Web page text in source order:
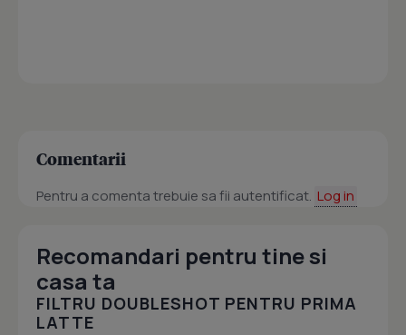
Comentarii
Pentru a comenta trebuie sa fii autentificat. Log in
Recomandari pentru tine si
casa ta
FILTRU DOUBLESHOT PENTRU PRIMA
LATTE